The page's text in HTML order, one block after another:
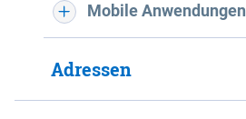
Mobile Anwendungen
Adressen